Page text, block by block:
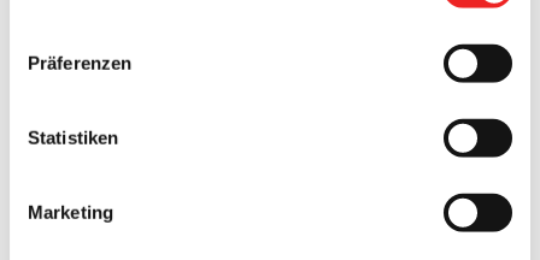
Präferenzen
Statistiken
Marketing